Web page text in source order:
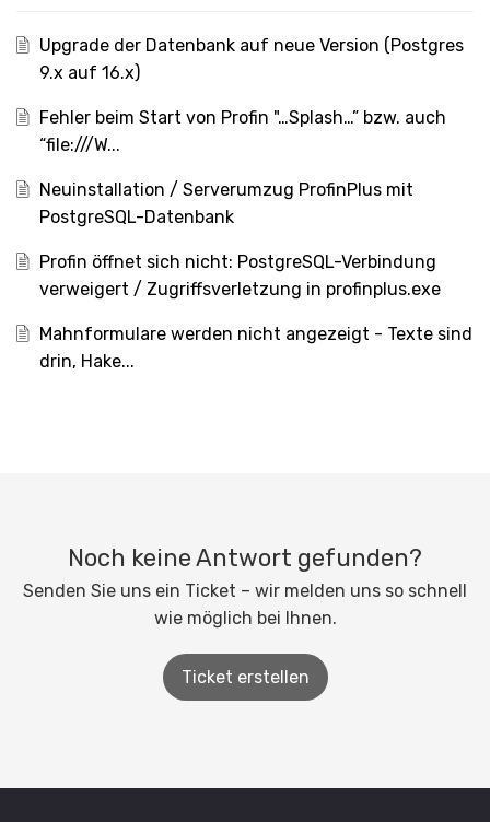
Upgrade der Datenbank auf neue Version (Postgres
9.x auf 16.x)
Fehler beim Start von Profin "…Splash…” bzw. auch
“file:///W...
Neuinstallation / Serverumzug ProfinPlus mit
PostgreSQL-Datenbank
Profin öffnet sich nicht: PostgreSQL-Verbindung
verweigert / Zugriffsverletzung in profinplus.exe
Mahnformulare werden nicht angezeigt - Texte sind
drin, Hake...
Noch keine Antwort gefunden?
Senden Sie uns ein Ticket – wir melden uns so schnell
wie möglich bei Ihnen.
Ticket erstellen